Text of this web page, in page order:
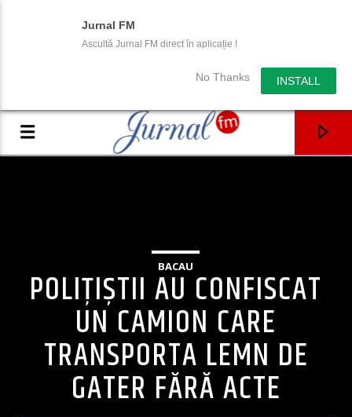
Jurnal FM
Ascultă Jurnal FM direct în aplicație !
No Thanks INSTALL
BACAU
POLIȚIȘTII AU CONFISCAT
UN CAMION CARE
TRANSPORTA LEMN DE
GATER FĂRĂ ACTE